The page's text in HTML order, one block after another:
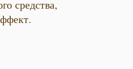
средства,